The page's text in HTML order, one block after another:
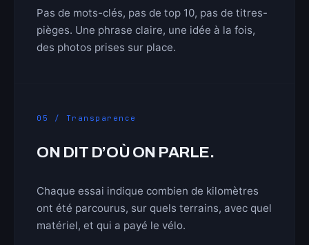
Pas de mots-clés, pas de top 10, pas de titres-
pièges. Une phrase claire, une idée à la fois,
des photos prises sur place.
05 / Transparence
ON DIT D’OÙ ON PARLE.
Chaque essai indique combien de kilomètres
ont été parcourus, sur quels terrains, avec quel
matériel, et qui a payé le vélo.